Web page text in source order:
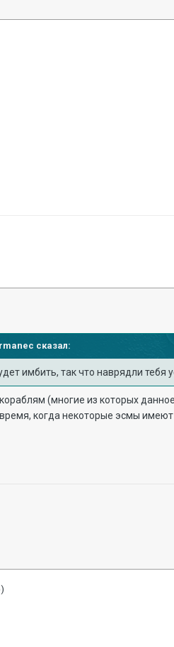
сказал:
имбить, так что наврядли тебя
(многие из которых
когда некоторые эсмы